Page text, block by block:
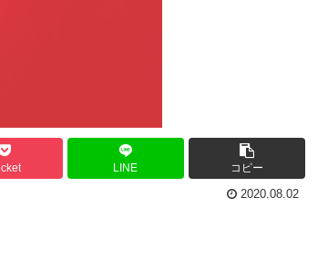
LINE コピー
2020.08.02